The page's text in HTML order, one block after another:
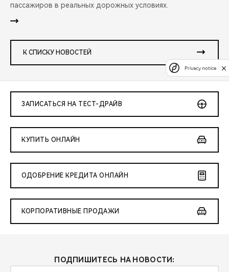
пассажиров в реальных дорожных условиях.
К СПИСКУ НОВОСТЕЙ
ЗАПИСАТЬСЯ НА ТЕСТ-ДРАЙВ
КУПИТЬ ОНЛАЙН
ОДОБРЕНИЕ КРЕДИТА ОНЛАЙН
КОРПОРАТИВНЫЕ ПРОДАЖИ
ПОДПИШИТЕСЬ НА НОВОСТИ:
Privacy notice